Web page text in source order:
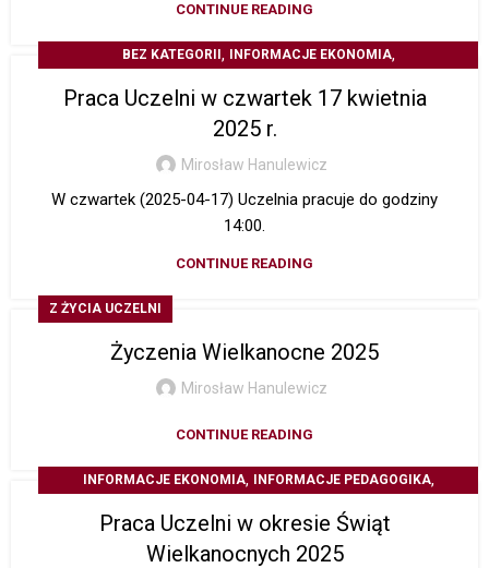
CONTINUE READING
BEZ KATEGORII , INFORMACJE EKONOMIA,
Praca Uczelni w czwartek 17 kwietnia
2025 r.
Mirosław Hanulewicz
W czwartek (2025-04-17) Uczelnia pracuje do godziny
14:00.
CONTINUE READING
Z ŻYCIA UCZELNI
Życzenia Wielkanocne 2025
Mirosław Hanulewicz
CONTINUE READING
INFORMACJE EKONOMIA, INFORMACJE PEDAGOGIKA,
Praca Uczelni w okresie Świąt
Wielkanocnych 2025